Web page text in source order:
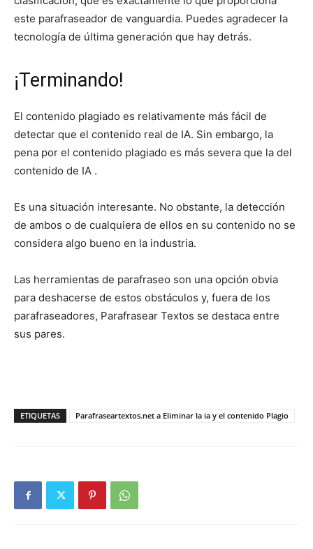
este parafraseador de vanguardia. Puedes agradecer la
tecnología de última generación que hay detrás.
¡Terminando!
El contenido plagiado es relativamente más fácil de
detectar que el contenido real de IA. Sin embargo, la
pena por el contenido plagiado es más severa que la del
contenido de IA .
Es una situación interesante. No obstante, la detección
de ambos o de cualquiera de ellos en su contenido no se
considera algo bueno en la industria.
Las herramientas de parafraseo son una opción obvia
para deshacerse de estos obstáculos y, fuera de los
parafraseadores, Parafrasear Textos se destaca entre
sus pares.
ETIQUETAS Parafraseartextos.net a Eliminar la ia y el contenido Plagio